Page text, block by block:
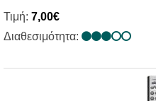
Τιμή: 7,00€
Διαθεσιμότητα: